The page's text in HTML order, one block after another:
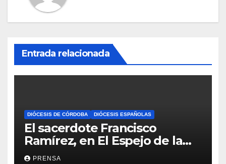
Entrada relacionada
DIÓCESIS DE CÓRDOBA DIÓCESIS ESPAÑOLAS
El sacerdote Francisco
Ramírez, en El Espejo de la
Iglesia
PRENSA